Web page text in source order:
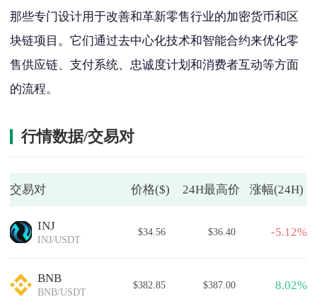
那些专门设计用于改善和革新零售行业的加密货币和区
块链项目。它们通过去中心化技术和智能合约来优化零
售供应链、支付系统、忠诚度计划和消费者互动等方面
的流程。
行情数据/交易对
交易对 价格($) 24H最高价 涨幅(24H)
INJ
INJ/USDT
$34.56 $36.40 -5.12%
BNB
BNB/USDT
$382.85 $387.00 8.02%